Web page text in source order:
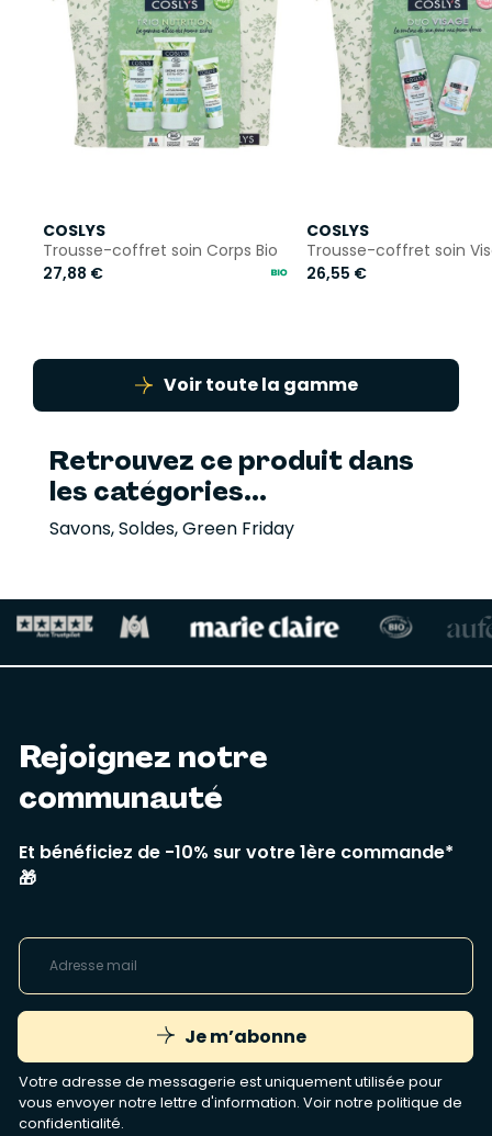
COSLYS
Trousse-coffret soin Corps Bio
27,88 €
COSLYS
Trousse-coffret soin
26,55 €
Voir toute la gamme
Retrouvez ce produit dans
les catégories...
Savons,Soldes,Green Friday
Rejoignez notre
communauté
Et bénéficiez de -10% sur votre 1ère commande*
🎁
Je m’abonne
Votre adresse de messagerie est uniquement utilisée pour
vous envoyer notre lettre d'information. Voir notre politique de
confidentialité.